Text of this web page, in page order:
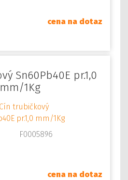
cena na dotaz
mm/1Kg
F0005896
cena na dotaz